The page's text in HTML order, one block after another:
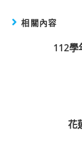
相關內容
112學
花